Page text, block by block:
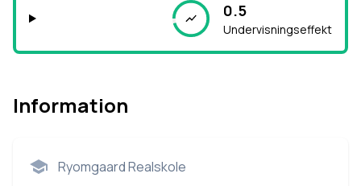
0.5
Undervisningseffekt
Information
Ryomgaard Realskole